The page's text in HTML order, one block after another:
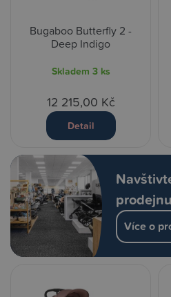
Více o
Bugaboo Butterfly 2 -
Deep Indigo
Skladem 3 ks
12 215,00 Kč
Detail